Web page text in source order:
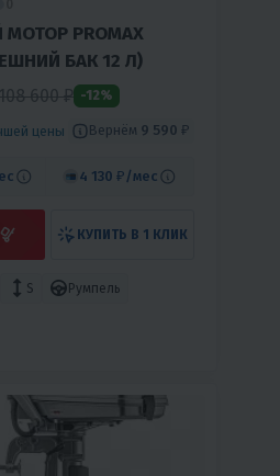
PROMAX
БАК 12 Л)
600 ₽ -12%
цены Вернём 9 590 ₽
4 130 ₽ /мес
КУПИТЬ В 1 КЛИК
S
Румпель